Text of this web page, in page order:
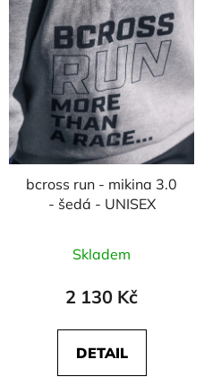
bcross run - mikina 3.0
- šedá - UNISEX
Skladem
2 130 Kč
DETAIL